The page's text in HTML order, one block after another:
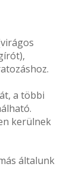
a többi
kerülnek
általunk